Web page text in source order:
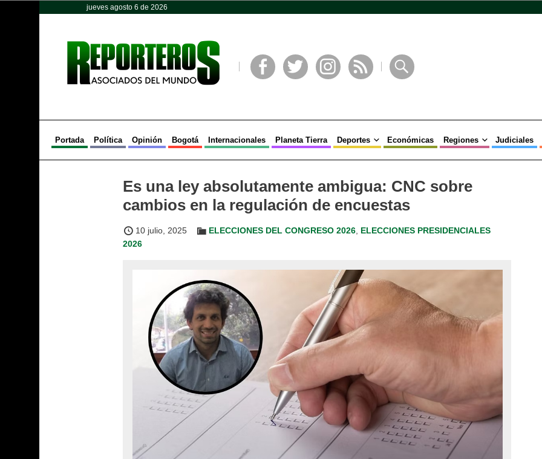
jueves agosto 6 de 2026
Portada Política Opinión Bogotá Internacionales Planeta Tierra Deportes Económicas Regiones Judiciales
Es una ley absolutamente ambigua: CNC sobre
cambios en la regulación de encuestas
10 julio, 2025 ELECCIONES DEL CONGRESO 2026 ELECCIONES PRESIDENCIALES
2026
Opinión Política